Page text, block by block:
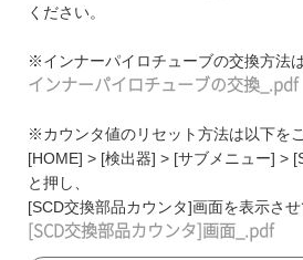
ください。
※インナーパイロチューブの交換方法
インナーパイロチューブの交換_.pdf
※カウンタ値のリセット方法は以下を
[HOME] > [検出器] > [サブメニュー] >
と押し、
[SCD交換部品カウンタ]画面を表示させ
[SCD交換部品カウンタ]画面_.pdf